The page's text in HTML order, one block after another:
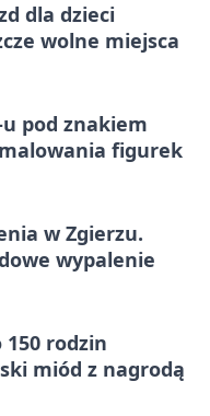
dla dzieci
wolne miejsca
pod znakiem
figurek
w Zgierzu.
wypalenie
rodzin
miód z nagrodą